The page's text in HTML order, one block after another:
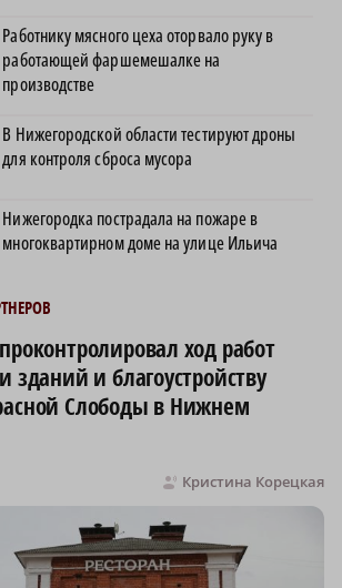
Работнику мясного цеха оторвало руку в
работающей фаршемешалке на
производстве
В Нижегородской области тестируют дроны
для контроля сброса мусора
Нижегородка пострадала на пожаре в
многоквартирном доме на улице Ильича
ход работ
зданий и благоустройству
Слободы в Нижнем
Кристина Корецкая